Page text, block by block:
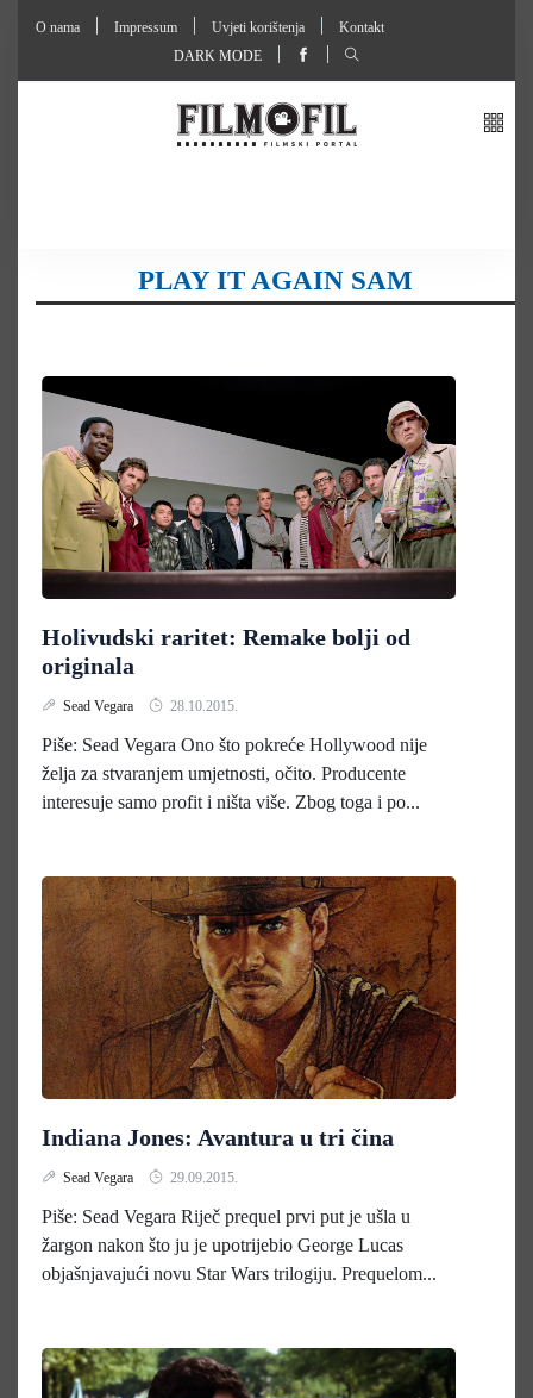
O nama Impressum Uvjeti korištenja
Kontakt
DARK MODE
PLAY IT AGAIN SAM
Holivudski raritet: Remake bolji od
originala
Sead Vegara 28.10.2015.
Piše: Sead Vegara Ono što pokreće Hollywood nije
želja za stvaranjem umjetnosti, očito. Producente
interesuje samo profit i ništa više. Zbog toga i po...
Indiana Jones: Avantura u tri čina
Sead Vegara 29.09.2015.
Piše: Sead Vegara Riječ prequel prvi put je ušla u
žargon nakon što ju je upotrijebio George Lucas
objašnjavajući novu Star Wars trilogiju. Prequelom...